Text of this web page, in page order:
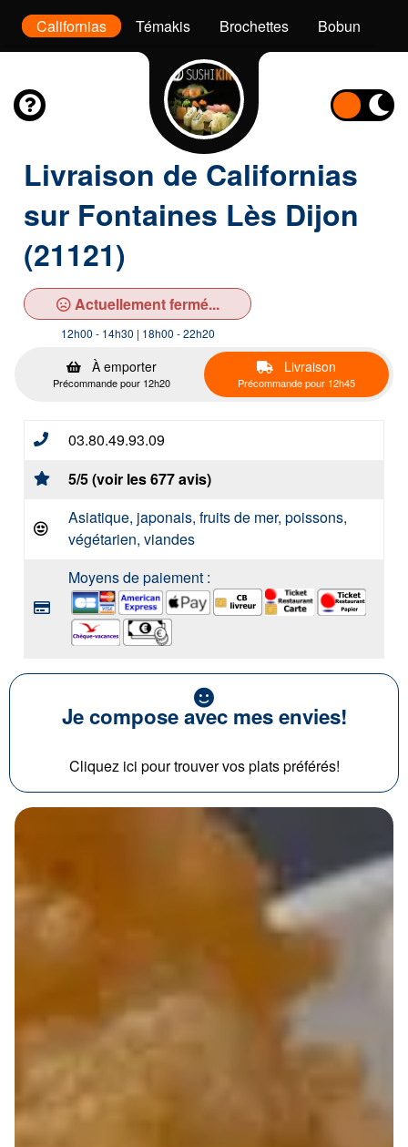
Californias Témakis Brochettes Bobun
Livraison de Californias
sur Fontaines Lès Dijon
(21121)
Actuellement fermé...
12h00 - 14h30 | 18h00 - 22h20
À emporter
Précommande pour 12h20
Livraison
Précommande pour 12h45
03.80.49.93.09
5/5 (voir les 677 avis)
Asiatique, japonais, fruits de mer, poissons,
végétarien, viandes
Moyens de paiement :
Je compose avec mes envies!
Cliquez ici pour trouver vos plats préférés!